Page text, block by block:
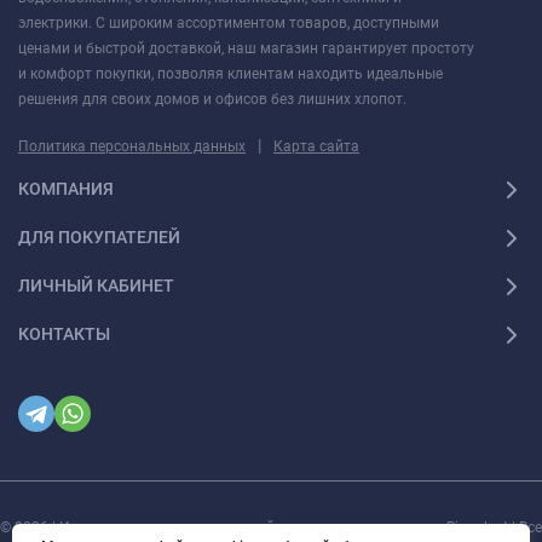
электрики. С широким ассортиментом товаров, доступными
ценами и быстрой доставкой, наш магазин гарантирует простоту
и комфорт покупки, позволяя клиентам находить идеальные
решения для своих домов и офисов без лишних хлопот.
Политика персональных данных | Карта сайта
КОМПАНИЯ
ДЛЯ ПОКУПАТЕЛЕЙ
ЛИЧНЫЙ КАБИНЕТ
КОНТАКТЫ
© 2026 | Интернет магазин инженерной сантехники и электрики Rigaplast | Все